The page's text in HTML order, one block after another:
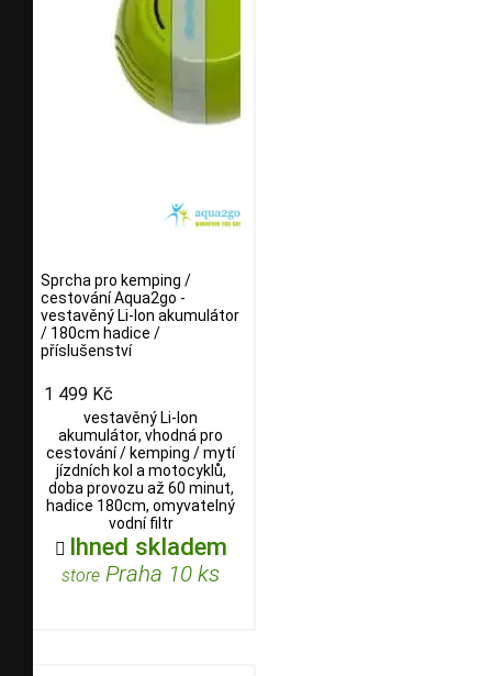
Sprcha pro kemping /
cestování Aqua2go -
vestavěný Li-Ion akumulátor
/ 180cm hadice /
příslušenství
1 499 Kč
vestavěný Li-Ion
akumulátor, vhodná pro
cestování / kemping / mytí
jízdních kol a motocyklů,
doba provozu až 60 minut,
hadice 180cm, omyvatelný
vodní filtr
 Ihned skladem
store Praha 10 ks